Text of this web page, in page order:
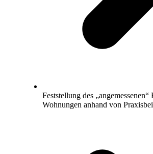
Feststellung des
Wohnungen anhand von